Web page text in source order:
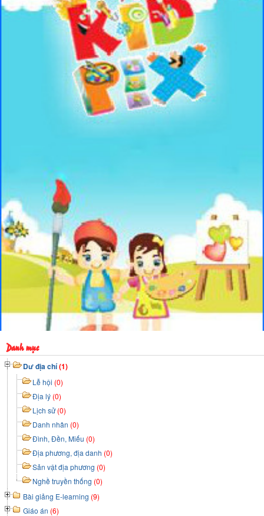
Danh mục
Dư địa chí(1)
Lễ hội (0)
Địa lý (0)
Lịch sử(0)
Danh nhân (0)
Đình, Đền, Miếu (0)
Địa phương, địa danh (0)
Sản vật địa phương (0)
Nghề truyền thống (0)
Bài giảng E-learning (9)
Giáo án (6)